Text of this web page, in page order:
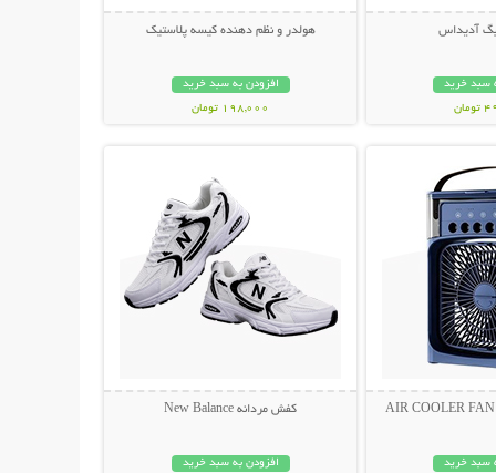
آدیداس
سبد خرید
هولدر و نظم دهنده کیسه پلاستیک
افزودن به سبد خرید
198,000 تومان
سبد خرید
کفش مردانه New Balance
افزودن به سبد خرید